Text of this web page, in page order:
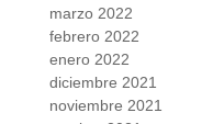
marzo 2022
febrero 2022
enero 2022
diciembre 2021
noviembre 2021